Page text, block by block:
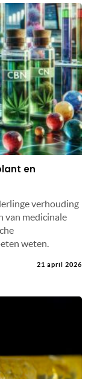
en
verhouding
van medicinale
weten.
21 april 2026